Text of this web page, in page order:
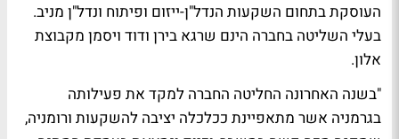
העוסקת בתחום השקעות הנדל"ן-ייזום ופיתוח ונדל"ן מניב.
בעלי השליטה בחברה הינם שרגא בירן ודוד ויסמן מקבוצת
אלון.
"בשנה האחרונה החליטה החברה למקד את פעילותה
בגרמניה אשר מתאפיינת ככלכלה יציבה להשקעות ורומניה,